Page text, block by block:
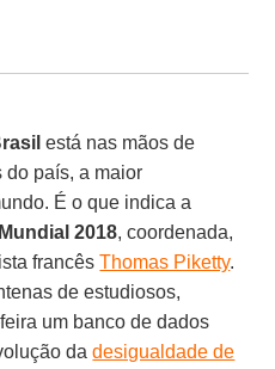
está nas mãos de
do país, a maior
É o que indica a
2018, coordenada,
francêsThomas Piketty.
de estudiosos,
um banco de dados
dadesigualdade de